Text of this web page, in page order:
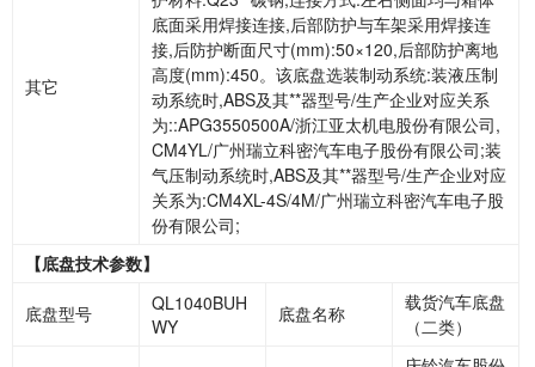
其它
底面采用焊接连接,后部防护与车架采用焊接连
接,后防护断面尺寸(mm):50×120,后部防护离地
高度(mm):450。该底盘选装制动系统:装液压制
动系统时,ABS及其**器型号/生产企业对应关系
为::APG3550500A/浙江亚太机电股份有限公司,
CM4YL/广州瑞立科密汽车电子股份有限公司;装
气压制动系统时,ABS及其**器型号/生产企业对应
关系为:CM4XL-4S/4M/广州瑞立科密汽车电子股
份有限公司;
【底盘技术参数】
底盘型号
QL1040BUH
WY
底盘名称
载货汽车底盘
（二类）